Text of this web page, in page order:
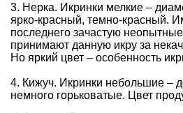
3. Нерка. Икринки мелкие –
ярко-красный, темно-красный.
последнего зачастую
принимают данную икру за
Но яркий цвет – особенность
4. Кижуч. Икринки небольшие –
немного горьковатые. Цвет